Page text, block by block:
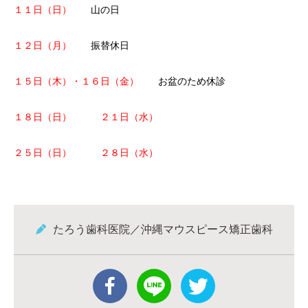
１１日（日） 山の日
１２日（月） 振替休日
１５日（木）・１６日（金） お盆のため休診
１８日（日） ２１日（水）
２５日（日） ２８日（水）
たろう歯科医院／沖縄マウスピース矯正歯科